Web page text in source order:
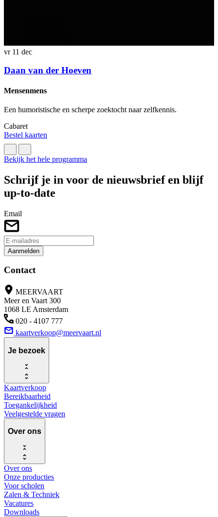
vr 11 dec
Daan van der Hoeven
Mensenmens
Een humoristische en scherpe zoektocht naar zelfkennis.
Cabaret
Bestel kaarten
Bekijk het hele programma
Schrijf je in voor de nieuwsbrief en blijf
up-to-date
Email
Aanmelden
Contact
MEERVAART
Meer en Vaart 300
1068 LE Amsterdam
020 - 4107 777
kaartverkoop@meervaart.nl
Je bezoek
Kaartverkoop
Bereikbaarheid
Toegankelijkheid
Veelgestelde vragen
Over ons
Over ons
Onze producties
Voor scholen
Zalen & Techniek
Vacatures
Downloads